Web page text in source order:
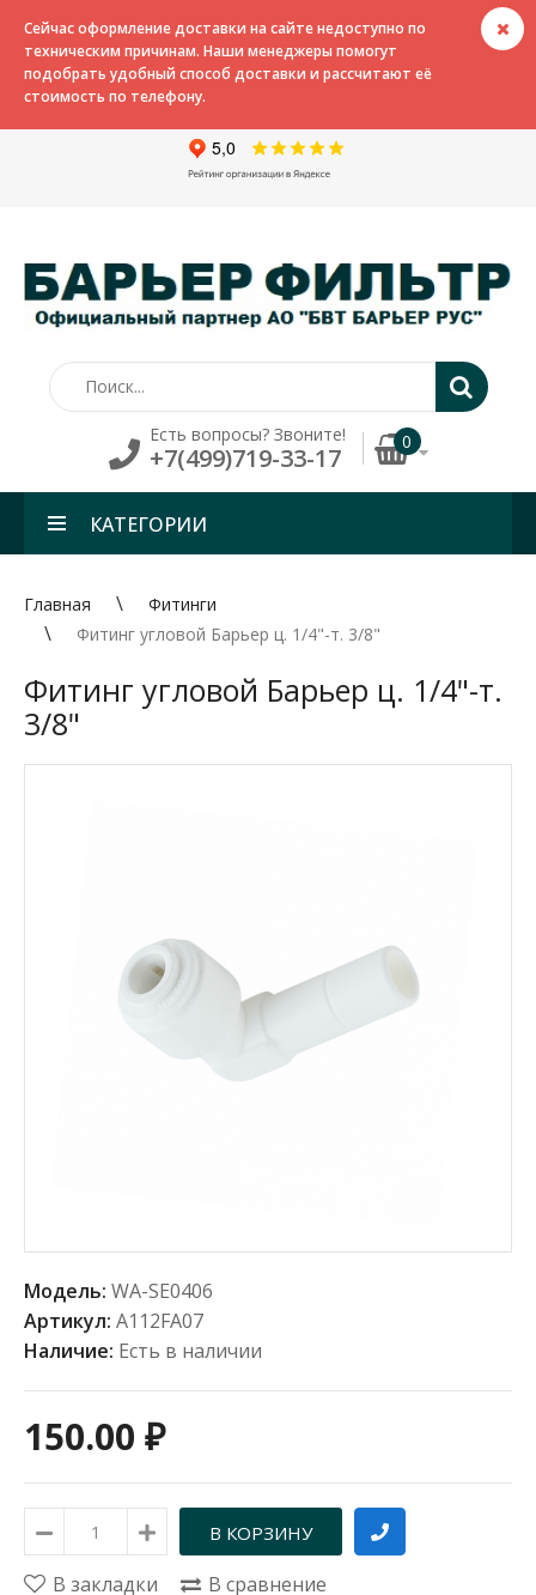
Сейчас оформление доставки на сайте недоступно по
техническим причинам. Наши менеджеры помогут
подобрать удобный способ доставки и рассчитают её
стоимость по телефону.
Есть вопросы? Звоните!
+7(499)719-33-17
0
КАТЕГОРИИ
Главная
Фитинги
Фитинг угловой Барьер ц. 1/4"-т. 3/8"
Фитинг угловой Барьер ц. 1/4"-т.
3/8"
Модель: WA-SE0406
Артикул: А112FA07
Наличие: Есть в наличии
150.00 ₽
В закладки В сравнение